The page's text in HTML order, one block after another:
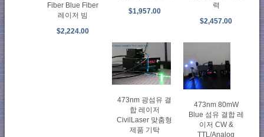
Fiber Blue Fiber
레이저 빔
$2,224.00
$1,957.00
력
$2,457.00
473nm 광섬유 결
합 레이저
CivilLaser 맞춤형
제품 기탁
473nm 80mW
Blue 섬유 결합 레
이저 CW &
TTL/Analog